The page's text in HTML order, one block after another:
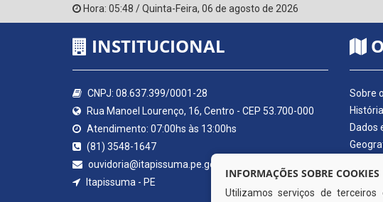
Hora: 05:48 /Quinta-Feira, 06 de agosto de 2026
INSTITUCIONAL
CNPJ: 08.637.399/0001-28
Rua Manoel Lourenço, 16, Centro - CEP 53.700-000
Atendimento: 07:00hs às 13:00hs
(81) 3548-1647
ouvidoria@itapissuma.pe.gov.br
Itapissuma - PE
Sobre
Dados
Hino
INFORMAÇÕES SOBRE COOKIES
Utilizamos serviços de